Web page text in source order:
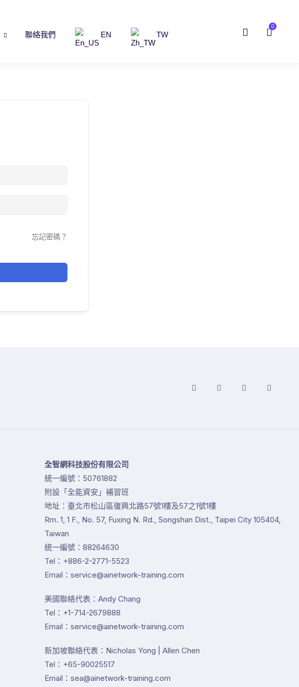
聯絡我們 EN TW
0
忘記密碼？
全智網科技股份有限公司
統一編號：50761882
附設「全能資安」補習班
地址：臺北市松山區復興北路57號1樓及57之1號1樓
Rm. 1, 1 F., No. 57, Fuxing N. Rd., Songshan Dist., Taipei City 105404,
Taiwan
統一編號：88264630
Tel：+886-2-2771-5523
Email：service@ainetwork-training.com
美國聯絡代表：Andy Chang
Tel：+1-714-2679888
Email：service@ainetwork-training.com
新加坡聯絡代表：Nicholas Yong | Allen Chen
Tel：+65-90025517
Email：sea@ainetwork-training.com